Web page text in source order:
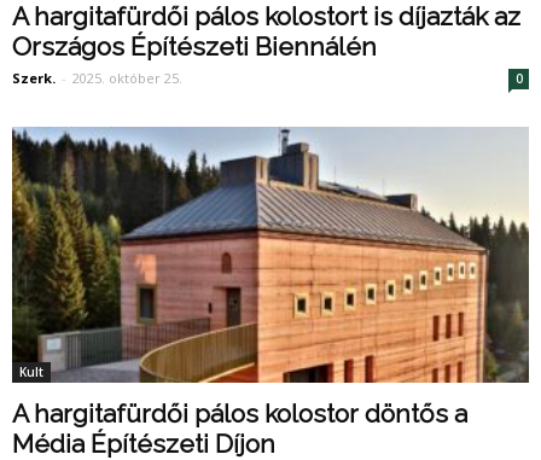
A hargitafürdői pálos kolostort is díjazták az
Országos Építészeti Biennálén
Szerk. - 2025. október 25. 0
Kult
A hargitafürdői pálos kolostor döntős a
Média Építészeti Díjon